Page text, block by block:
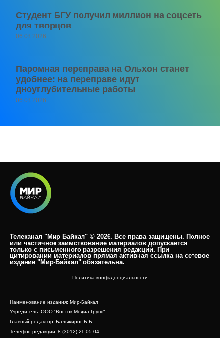
Студент БГУ получил миллион на соцсеть
для творцов
06.08.2026
Паромная переправа на Ольхон станет
удобнее: на переправе идут
дноуглубительные работы
06.08.2026
Телеканал "Мир Байкал" © 2026. Все права защищены. Полное
или частичное заимствование материалов допускается
только с письменного разрешения редакции. При
цитировании материалов прямая активная ссылка на сетевое
издание "Мир-Байкал" обязательна.​
Политика конфиденциальности
Наименование издания: Мир-Байкал
Учредитель: ООО "Восток Медиа Групп"
Главный редактор: Бальжиров Б.Б.
Телефон редакции: 8 (3012) 21-05-04